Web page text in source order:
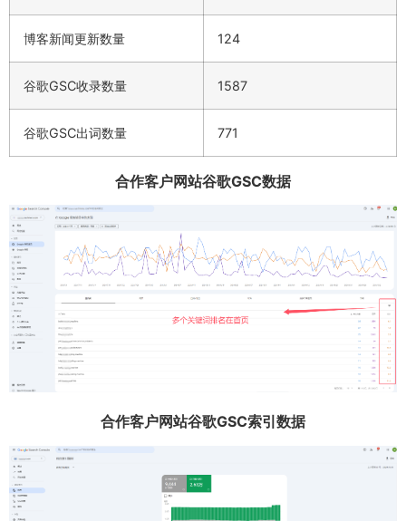
博客新闻更新数量 124
谷歌GSC收录数量 1587
谷歌GSC出词数量 771
合作客户网站谷歌GSC数据
合作客户网站谷歌GSC索引数据